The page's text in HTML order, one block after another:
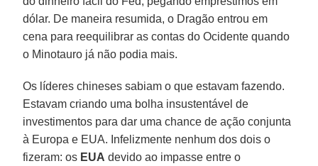
dólar. De maneira resumida, o Dragão entrou em
cena para reequilibrar as contas do Ocidente quando
o Minotauro já não podia mais.
Os líderes chineses sabiam o que estavam fazendo.
Estavam criando uma bolha insustentável de
investimentos para dar uma chance de ação conjunta
à Europa e EUA. Infelizmente nenhum dos dois o
fizeram: os EUA devido ao impasse entre o